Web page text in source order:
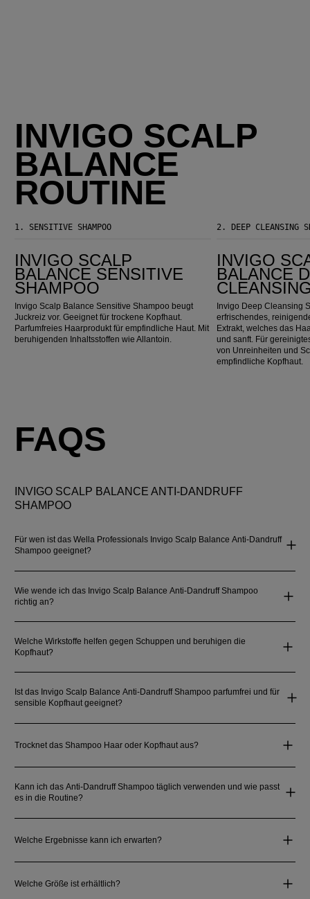
INVIGO SCALP
BALANCE
ROUTINE
1. SENSITIVE SHAMPOO
INVIGO SCALP
BALANCE SENSITIVE
SHAMPOO
Invigo Scalp Balance Sensitive Shampoo beugt
Juckreiz vor. Geeignet für trockene Kopfhaut.
Parfumfreies Haarprodukt für empfindliche Haut. Mit
beruhigenden Inhaltsstoffen wie Allantoin.
2.DEEP CLEANSING
INVIGO
BALANCE
Invigo Deep Cleansing
erfrischendes,
Extrakt, welches das
und sanft. Für
von Unreinheiten und
empfindliche Kopfhaut.
FAQS
INVIGO SCALP BALANCE ANTI-DANDRUFF
SHAMPOO
Für wen ist das Wella Professionals Invigo Scalp Balance Anti-Dandruff
Shampoo geeignet?
Wie wende ich das Invigo Scalp Balance Anti-Dandruff Shampoo
richtig an?
Welche Wirkstoffe helfen gegen Schuppen und beruhigen die
Kopfhaut?
Ist das Invigo Scalp Balance Anti-Dandruff Shampoo parfumfrei und für
sensible Kopfhaut geeignet?
Trocknet das Shampoo Haar oder Kopfhaut aus?
Kann ich das Anti-Dandruff Shampoo täglich verwenden und wie passt
es in die Routine?
Welche Ergebnisse kann ich erwarten?
Welche Größe ist erhältlich?